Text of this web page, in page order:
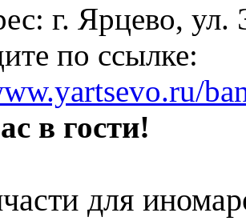
г. Ярцево, ул.
по ссылке:
в гости!
для